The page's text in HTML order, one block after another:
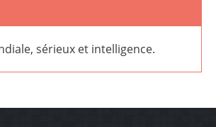
sérieux et intelligence.